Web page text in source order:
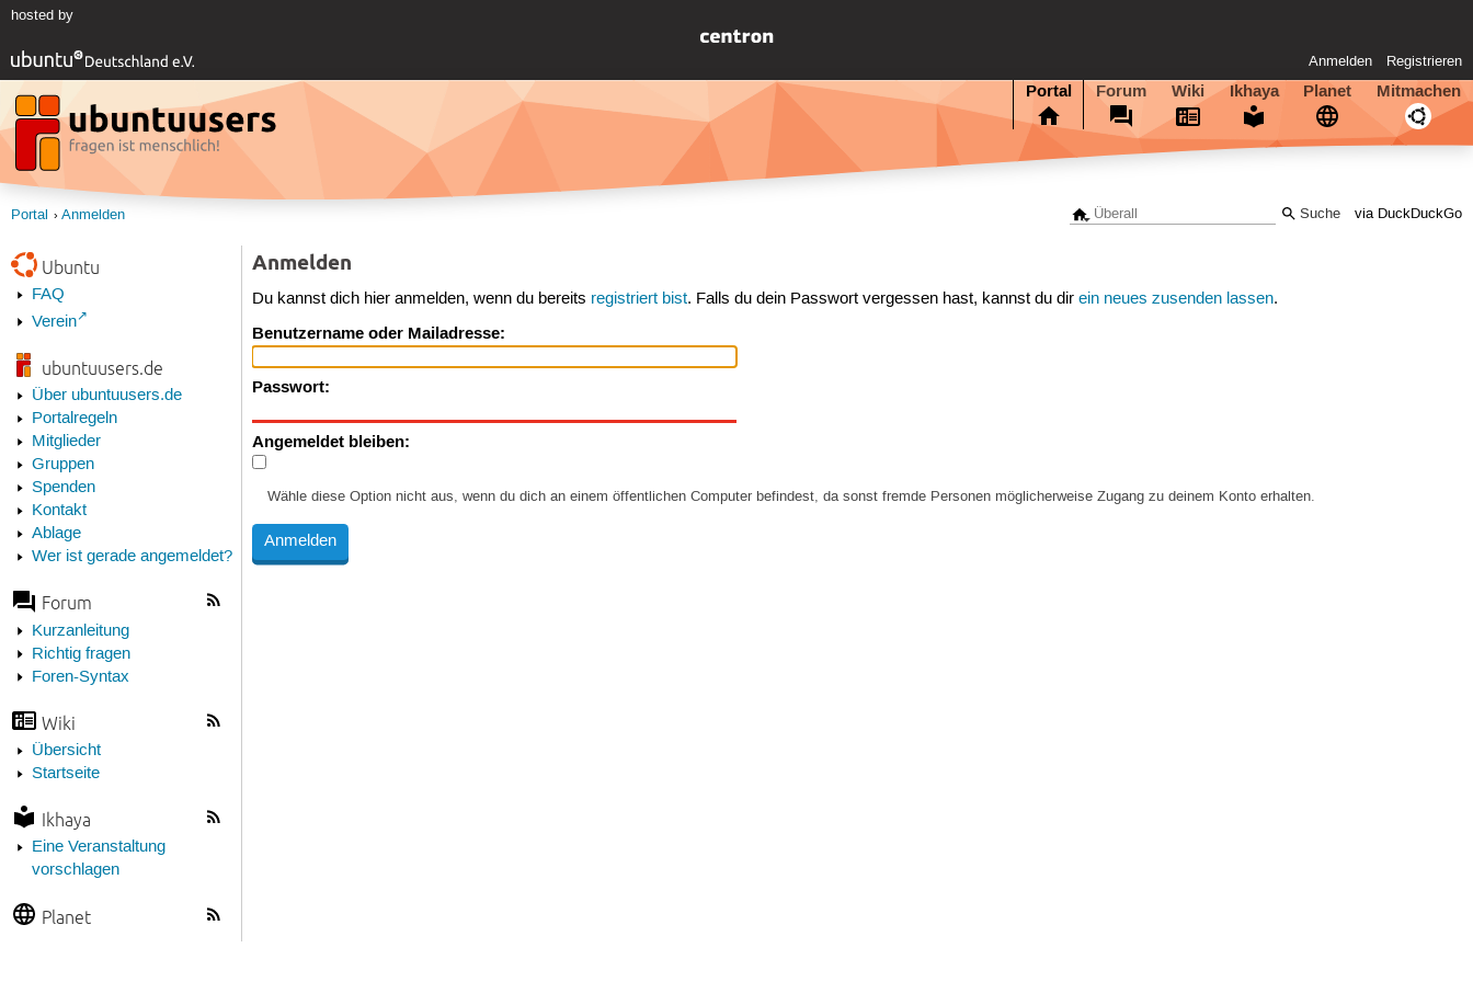
hosted by
Anmelden Registrieren
Portal Forum Wiki Ikhaya Planet Mitmachen
via DuckDuckGo
Portal Anmelden
Ubuntu
FAQ
Verein
ubuntuusers.de
Über ubuntuusers.de
Portalregeln
Mitglieder
Gruppen
Spenden
Kontakt
Ablage
Wer ist gerade angemeldet?
Forum
Kurzanleitung
Richtig fragen
Foren-Syntax
Wiki
Übersicht
Startseite
Ikhaya
Eine Veranstaltung
vorschlagen
Planet
Anmelden
Du kannst dich hier anmelden, wenn du bereits registriert bist. Falls du dein Passwort vergessen hast, kannst du direin neues zusenden lassen.
Benutzername oder Mailadresse:
Passwort:
Angemeldet bleiben:
Wähle diese Option nicht aus, wenn du dich an einem öffentlichen Computer befindest, da sonst fremde Personen möglicherweise Zugang zu deinem Konto erhalten.